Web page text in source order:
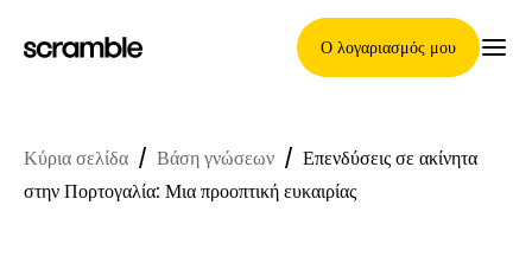
Ο λογαριασμός μου
Κύρια Σελίδα
Κύρια σελίδα / Βάση γνώσεων / Επενδύσεις σε ακίνητα
στην Πορτογαλία: Μια προοπτική ευκαιρίας